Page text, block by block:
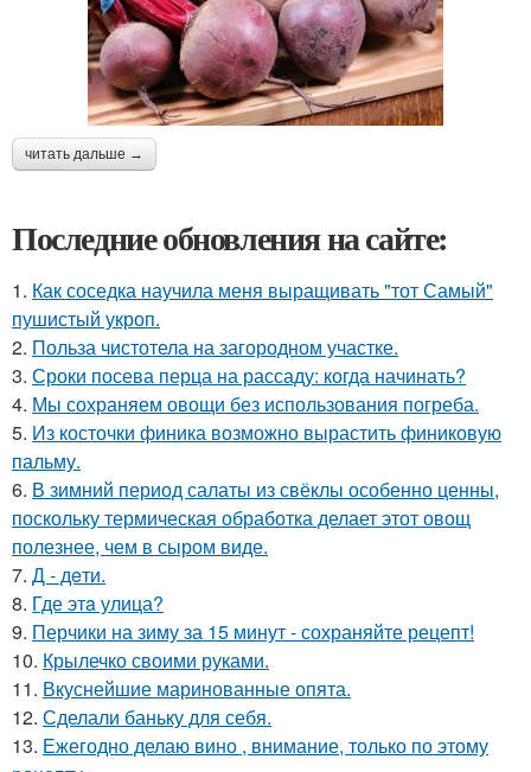
читать дальше →
Последние обновления на сайте:
1. Как соседка научила меня выращивать "тот Самый"
пушистый укроп.
2. Польза чистотела на загородном участке.
3. Сроки посева перца на рассаду: когда начинать?
4. Мы сохраняем овощи без использования погреба.
5. Из косточки финика возможно вырастить финиковую
пальму.
6. В зимний период салаты из свёклы особенно ценны,
поскольку термическая обработка делает этот овощ
полезнее, чем в сыром виде.
7. Д - дeти.
8. Где этa улица?
9. Перчики на зиму за 15 минут - сохраняйте рецепт!
10. Крылечко своими руками.
11. Вкуснейшие маринованные опята.
12. Сделали баньку для себя.
13. Ежегодно делаю вино , внимание, только по этому